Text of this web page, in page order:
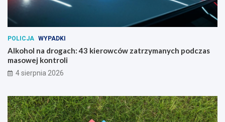
POLICJA WYPADKI
Alkohol na drogach: 43 kierowców zatrzymanych podczas
masowej kontroli
4 sierpnia 2026